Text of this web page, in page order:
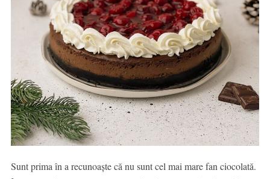
Sunt prima în a recunoaște că nu sunt cel mai mare fan ciocolată.